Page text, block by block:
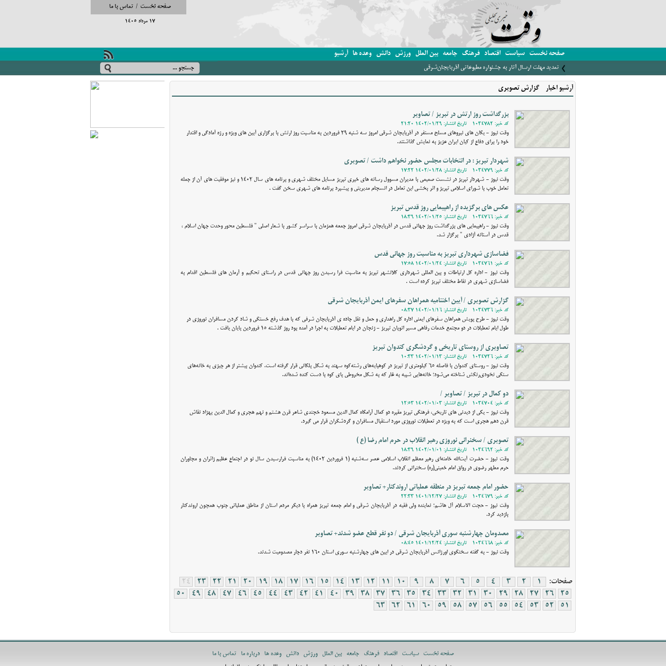
صفحه نخست / تماس با ما
17 مرداد 1405
صفحه نخست سیاست اقتصاد فرهنگ جامعه بین الملل ورزش دانش وعده ها آرشیو
تمدید مهلت ارسال آثار به جشنواره مطبوعاتی آذربایجان‌شرقی
آرشیو اخبار - گزارش تصویری
بزرگداشت روز ارتش در تبریز / تصاویر
کد خبر: 1034782 - تاریخ انتشار: 1402/01/29 21:20
وقت نیوز - یگان های نیروهای مسلح مستفر در آذربایجان شرقی امروز سه شنبه 29 فروردین به مناسبت روز ارتش با برگزاری آیین های ویژه و رژه آمادگی و اقتدار
خود را برای دفاع از کیان ایران عزیز به نمایش گذاشتند.
شهردار تبریز : در انتخابات مجلس حضور نخواهم داشت / تصویری
کد خبر: 1034779 - تاریخ انتشار: 1402/01/28 17:22
وقت نیوز - شهردار تبریز در نشست صمیمی با مدیران مسوول رسانه های خبری تبریز مسایل مختلف شهری و برنامه های سال 1402 و نیز موفقیت های آن از جمله
تعامل خوب با شورای اسلامی تبریز و اثر بخشی این تعامل در انسجام مدیریتی و پیشبرد برنامه های شهری سخن گفت .
عکس های برگزیده از راهپیمایی روز قدس تبریز
کد خبر: 1034766 - تاریخ انتشار: 1402/01/25 18:39
وقت نیوز - راهپیمایی های بزرگداشت روز جهانی قدس در آذربایجان شرقی امروز جمعه همزمان با سراسر کشور با شعار اصلی " فلسطین محور وحدت جهان اسلام ،
قدس در آستانه آزادی " برگزار شد.
فضاسازی شهرداری تبریز به مناسبت روز جهانی قدس
کد خبر: 1034761 - تاریخ انتشار: 1402/01/24 17:58
وقت نیوز - اداره کل ارتباطات و بین المللی شهرداری کلانشهر تبریز به مناسبت فرا رسیدن روز جهانی قدس در راستای تحکیم و آرمان های فلسطین اقدام به
فضاسازی شهری در نقاط مختلف تبریز کرده است .
گزارش تصویری / آیین اختتامیه همراهان سفرهای ایمن آذربایجان شرقی
کد خبر: 1034736 - تاریخ انتشار: 1402/01/16 08:37
وقت نیوز - طرح پویش همراهان سفرهای ایمنی اداره کل راهداری و حمل و نقل جاده ی آذربایجان شرفی که با هدف رفع خستگی و شاد کردن مسافران نوروزی در
طول ایام تعطیلات در دو مجتمع خدمات رفاهی مسیر اتوبان تبریز - زنجان در ایام تعطیلات به اجرا در آمده بود روز گذشته 15 فروردین پایان یافت .
تصاویری از روستای تاریخی و گردشگری کندوان تبریز
کد خبر: 1034726 - تاریخ انتشار: 1402/01/13 10:33
وقت نیوز - روستای کندوان با فاصله ۶۵ کیلومتری از تبریز در کوهپایه‌های رشته‌کوه سهند به شکل پلکانی قرار گرفته است. کندوان بیشتر از هر چیزی به خانه‌های
سنگی نخودی‌رنگش شناخته می‌شود؛ خانه‌هایی شبیه به غار که به شکل مخروطی پای کوه با دست کنده شده‌اند.
دو کمال در تبریز / تصاویر /
کد خبر: 1034704 - تاریخ انتشار: 1402/01/03 12:53
وقت نیوز - یکی از دیدنی های تاریخی، فرهنگی تبریز مقبره دو کمال آرامگاه کمال الدین مسعود خجندی شاعر قرن هشتم و نهم هجری و کمال الدین بهزاد نقاش
قرن دهم هجری است که به ویژه در تعطیلات نوروزی مورد استقبال مسافران و گردشگران قرار می گیرد.
تصویری / سخنرانی نوروزی رهبر انقلاب در حرم امام رضا (ع )
کد خبر: 1034692 - تاریخ انتشار: 1402/01/01 18:39
وقت نیوز - حضرت آیت‌الله خامنه‌ای رهبر معظم انقلاب اسلامی عصر سه‌شنبه (۱ فروردین ۱۴۰۲) به مناسبت فرارسیدن سال نو در اجتماع عظیم زائران و مجاوران
حرم مطهر رضوی در رواق امام خمینی(ره) سخنرانی کردند.
حضور امام جمعه تبریز در منطقه عملیاتی اروندکنار+ تصاویر
کد خبر: 1034679 - تاریخ انتشار: 1401/12/27 22:33
وقت نیوز - حجت الاسلام آل هاشم؛ نماینده ولی فقیه در آذربایجان شرقی و امام جمعه تبریز همراه با دیگر مردم استان از مناطق عملیاتی جنوب همچون اروندکنار
بازدید کرد.
مصدومان چهارشنبه سوری آذربایجان شرقی / دو نفر قطع عضو شدند+ تصاویر
کد خبر: 1034668 - تاریخ انتشار: 1401/12/24 08:45
وقت نیوز - به گفته سخنگوی اورژانس آذربایجان شرقی در ایین های چهارشنبه سوری استان 160 نفر دچار مصدومیت شدند.
صفحات: 1
2
3
4
5
6
7
8
9
10
11
12
13
14
15
16
17
18
19
20
21
22
23
24
25
26
27
28
29
30
31
32
33
34
35
36
37
38
39
40
41
42
43
44
45
46
47
48
49
50
51
52
53
54
55
56
57
58
59
60
61
62
63
صفحه نخست سیاست اقتصاد فرهنگ جامعه بین الملل ورزش دانش وعده ها درباره ما تماس با ما